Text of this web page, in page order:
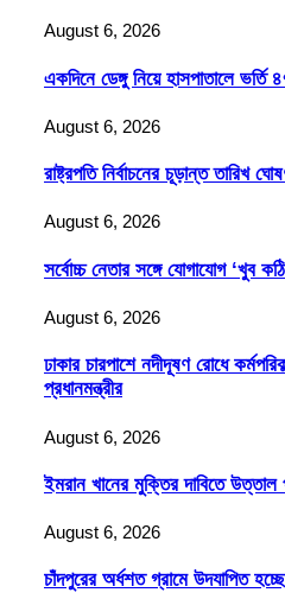
August 6, 2026
একদিনে ডেঙ্গু নিয়ে হাসপাতালে ভর্তি
August 6, 2026
রাষ্ট্রপতি নির্বাচনের চূড়ান্ত তারিখ
August 6, 2026
সর্বোচ্চ নেতার সঙ্গে যোগাযোগ ‘খুব
August 6, 2026
ঢাকার চারপাশে নদীদূষণ রোধে
প্রধানমন্ত্রীর
August 6, 2026
ইমরান খানের মুক্তির দাবিতে উত্তাল
August 6, 2026
চাঁদপুরের অর্ধশত গ্রামে উদযাপিত